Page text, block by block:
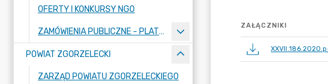
OFERTY I KONKURSY NGO
ZAMÓWIENIA PUBLICZNE - PLATFORMA ZAKUPOWA
POWIAT ZGORZELECKI
ZARZĄD POWIATU ZGORZELECKIEGO
ZAŁĄCZNIKI